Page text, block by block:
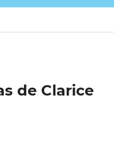
de Clarice